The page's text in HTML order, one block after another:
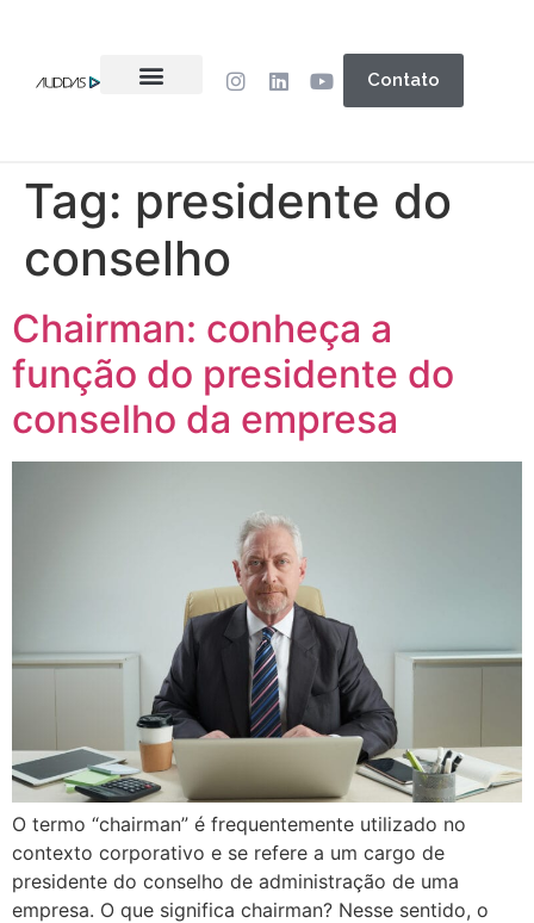
Contato
Tag: presidente do
conselho
Chairman: conheça a
função do presidente do
conselho da empresa
O termo “chairman” é frequentemente utilizado no
contexto corporativo e se refere a um cargo de
presidente do conselho de administração de uma
empresa. O que significa chairman? Nesse sentido, o